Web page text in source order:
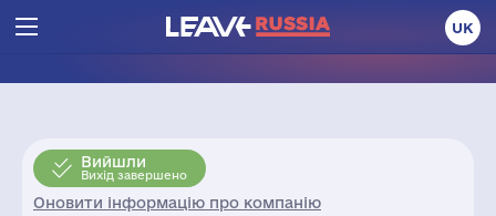
UK
Вийшли
Вихід завершено
Оновити інформацію про компанію